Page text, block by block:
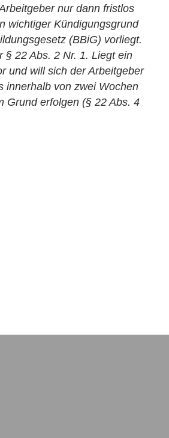
nur dann frist­los
wich­ti­ger Kün­di­gungs­grund
(BBiG) vor­liegt.
§ 22 Abs. 2 Nr. 1. Liegt ein
und will sich der Ar­beit­ge­ber
in­ner­halb von zwei Wo­chen
Grund er­fol­gen (§ 22 Abs. 4